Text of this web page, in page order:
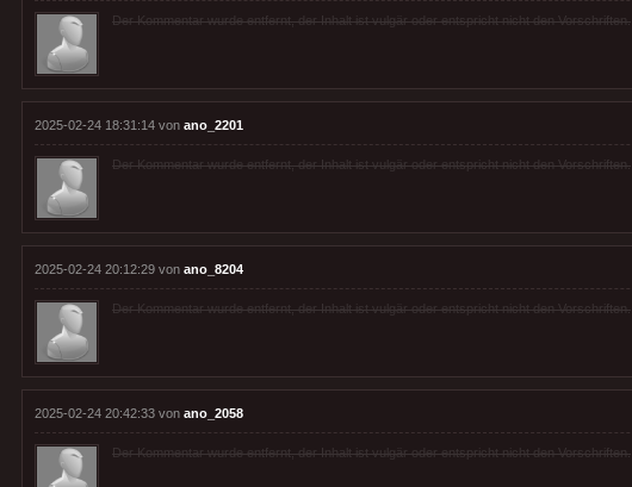
Der Kommentar wurde entfernt, der Inhalt ist vulgär oder entspricht nicht den Vorschriften.
2025-02-24 18:31:14 von ano_2201
Der Kommentar wurde entfernt, der Inhalt ist vulgär oder entspricht nicht den Vorschriften.
2025-02-24 20:12:29 von ano_8204
Der Kommentar wurde entfernt, der Inhalt ist vulgär oder entspricht nicht den Vorschriften.
2025-02-24 20:42:33 von ano_2058
Der Kommentar wurde entfernt, der Inhalt ist vulgär oder entspricht nicht den Vorschriften.